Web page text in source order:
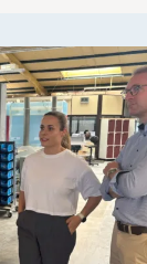
Region.